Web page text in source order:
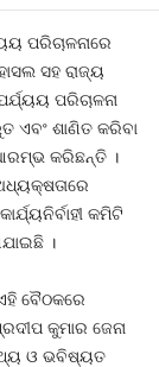
ପରିଚାଳନାରେ
ସହ ରାଜ୍ୟ
ପରିଚାଳନା
ଏବଂ ଶାଣିତ କରିବା
କରିଛନ୍ତି ।
କମିଟି
।
ବୈଠକରେ
କୁମାର ଜେନା
ଓ ଭବିଷ୍ୟତ